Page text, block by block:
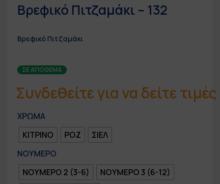
Βρεφικό Πιτζαμάκι – 132
Βρεφικό Πιτζαμάκι
ΣΕ ΑΠΌΘΕΜΑ
Συνδεθείτε για να δείτε τιμές
ΧΡΩΜΑ
ΚΙΤΡΙΝΟ
ΡΟΖ
ΣΙΕΛ
ΝΟΥΜΕΡΟ
ΝΟΥΜΕΡΟ 2 (3-6)
ΝΟΥΜΕΡΟ 3 (6-12)